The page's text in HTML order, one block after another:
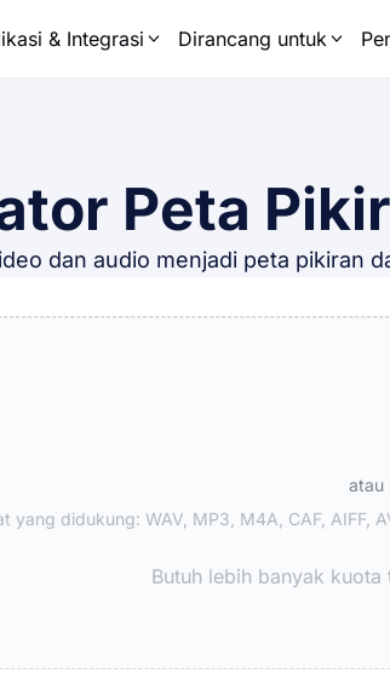
& Integrasi Dirancang untuk
Peta
dan audio menjadi peta pikiran
atau
yang didukung: WAV, MP3, M4A, CAF, AIFF,
Butuh lebih banyak